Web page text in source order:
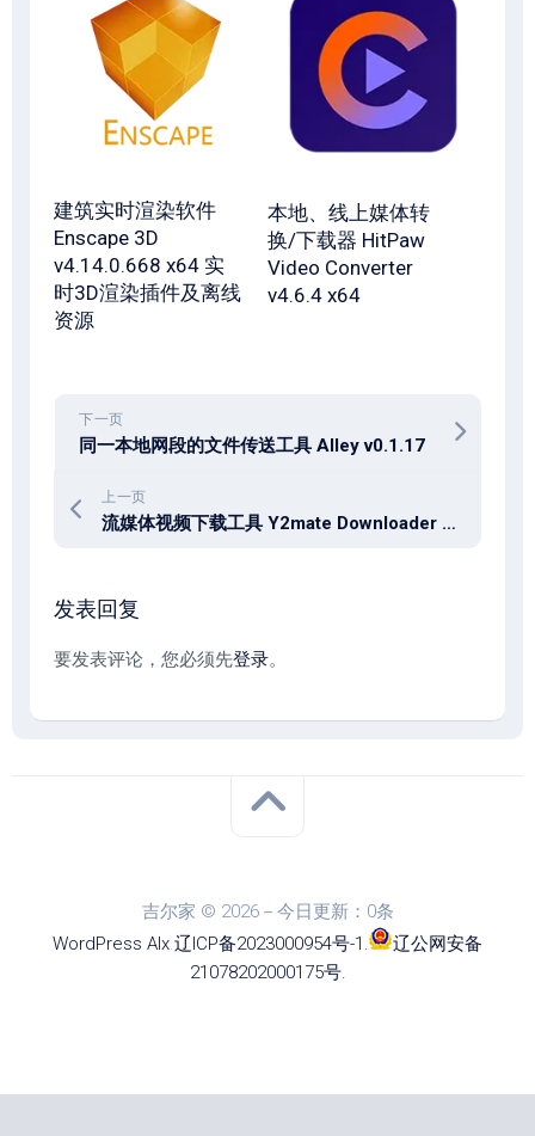
建筑实时渲染软件
Enscape 3D
v4.14.0.668 x64 实
时3D渲染插件及离线
资源
本地、线上媒体转
换/下载器 HitPaw
Video Converter
v4.6.4 x64
下一页
同一本地网段的文件传送工具 Alley v0.1.17
上一页
流媒体视频下载工具 Y2mate Downloader 1.2.4.2
发表回复
要发表评论，您必须先登录。
吉尔家 © 2026－今日更新：0条
WordPress Alx.辽ICP备2023000954号-1 .
辽公网安备
21078202000175号.